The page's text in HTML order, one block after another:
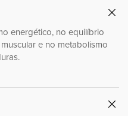
energético, no equilíbrio
e no metabolismo